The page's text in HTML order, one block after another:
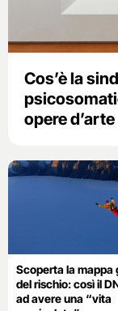
Cos’è la
opere d’arte
Scoperta la mappa
del rischio: così il
ad avere una “vita